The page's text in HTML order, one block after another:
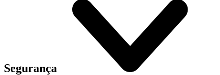
Segurança